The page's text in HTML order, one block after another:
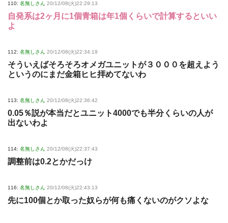
110: 名無しさん 20/12/08(火)22:29:13
自発系は2ヶ月に1個青箱は年1個くらいで計算するといい
よ
112: 名無しさん 20/12/08(火)22:34:19
そういえばそろそろオメガユニットが３０００を超えよう
というのにまだ金箱ヒヒ拝めてないわ
113: 名無しさん 20/12/08(火)22:36:42
0.05％説が本当だとユニット4000でも半分くらいの人が
出ないわよ
114: 名無しさん 20/12/08(火)22:37:43
調整前は0.2とかだっけ
116: 名無しさん 20/12/08(火)22:43:13
先に100個とか取った奴らが何も痛くないのがクソよな